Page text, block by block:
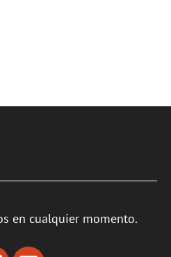
en cualquier momento.